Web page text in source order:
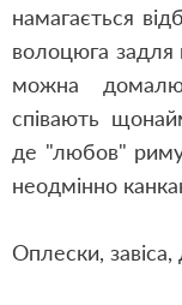
намагається
волоцюга
можна
співають
де "любов"
неодмінно
Оплески, завіса,